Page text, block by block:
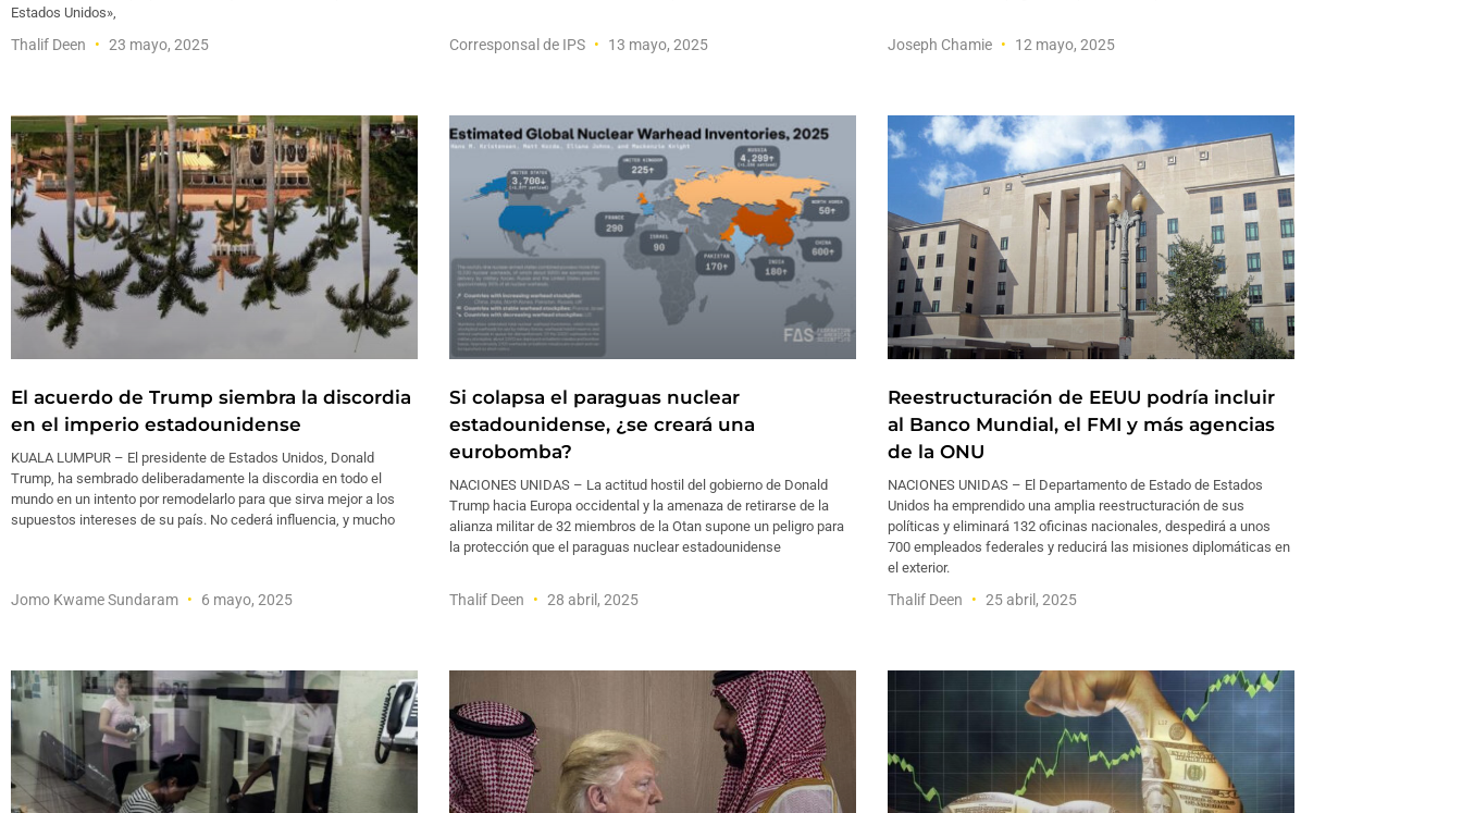
Estados Unidos»,
Thalif Deen 23 mayo, 2025 Corresponsal de IPS 13 mayo, 2025 Joseph Chamie 12 mayo, 2025
El acuerdo de Trump siembra la discordia
en el imperio estadounidense
KUALA LUMPUR – El presidente de Estados Unidos, Donald
Trump, ha sembrado deliberadamente la discordia en todo el
mundo en un intento por remodelarlo para que sirva mejor a los
supuestos intereses de su país. No cederá influencia, y mucho
Jomo Kwame Sundaram 6 mayo, 2025
Si colapsa el paraguas nuclear
estadounidense, ¿se creará una
eurobomba?
NACIONES UNIDAS – La actitud hostil del gobierno de Donald
Trump hacia Europa occidental y la amenaza de retirarse de la
alianza militar de 32 miembros de la Otan supone un peligro para
la protección que el paraguas nuclear estadounidense
Thalif Deen 28 abril, 2025
Reestructuración de EEUU podría incluir
al Banco Mundial, el FMI y más agencias
de la ONU
NACIONES UNIDAS – El Departamento de Estado de Estados
Unidos ha emprendido una amplia reestructuración de sus
políticas y eliminará 132 oficinas nacionales, despedirá a unos
700 empleados federales y reducirá las misiones diplomáticas en
el exterior.
Thalif Deen 25 abril, 2025